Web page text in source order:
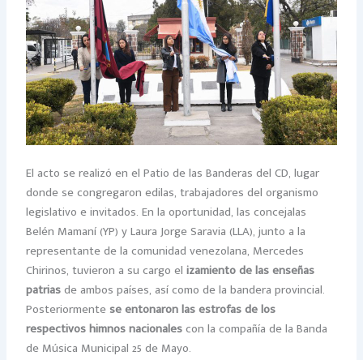
El acto se realizó en el Patio de las Banderas del CD, lugar
donde se congregaron edilas, trabajadores del organismo
legislativo e invitados. En la oportunidad, las concejalas
Belén Mamaní (YP) y Laura Jorge Saravia (LLA), junto a la
representante de la comunidad venezolana, Mercedes
Chirinos, tuvieron a su cargo elizamiento de las enseñas
patriasde ambos países, así como de la bandera provincial.
Posteriormentese entonaron las estrofas de los
respectivos himnos nacionalescon la compañía de la Banda
de Música Municipal 25 de Mayo.